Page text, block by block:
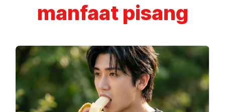
manfaat pisang